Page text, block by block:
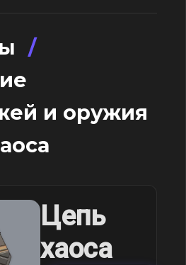
/
и оружия
Цепь
хаоса